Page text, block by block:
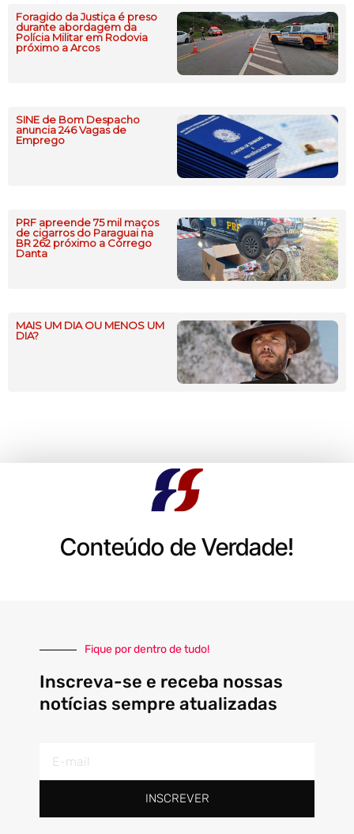
Foragido da Justiça é preso
durante abordagem da
Polícia Militar em Rodovia
próximo a Arcos
SINE de Bom Despacho
anuncia 246 Vagas de
Emprego
PRF apreende 75 mil maços
de cigarros do Paraguai na
BR 262 próximo a Córrego
Danta
MAIS UM DIA OU MENOS UM
DIA?
Conteúdo de Verdade!
Fique por dentro de tudo!
Inscreva-se e receba nossas
notícias sempre atualizadas
mail
INSCREVER